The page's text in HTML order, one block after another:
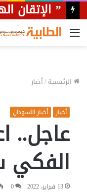
القائمة
الرئيسية/أخبار
أخبار أخبار االسودان
عاجل..
الفكي
13 فبراير، 2022 0